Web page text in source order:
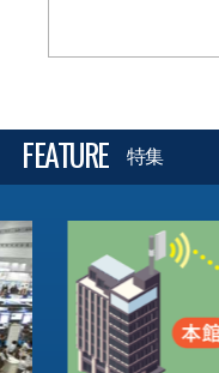
FEATURE 特集